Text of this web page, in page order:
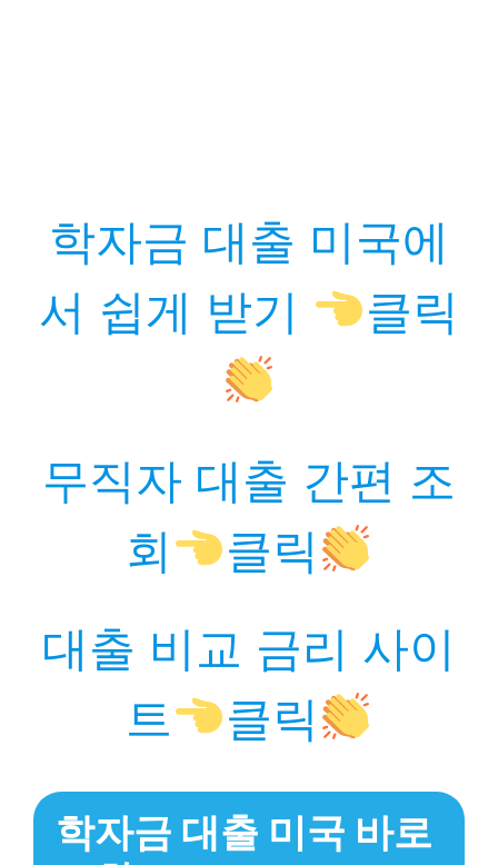
학자금 대출 미국에
서 쉽게 받기
클릭
무직자 대출 간편 조
회
클릭
대출 비교 금리 사이
트
클릭
학자금 대출 미국 바로